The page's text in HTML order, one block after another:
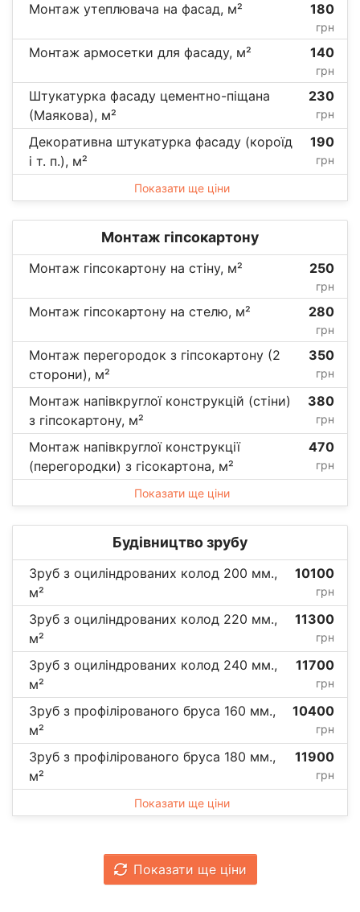
Монтаж утеплювача на фасад, м² 180
грн
Монтаж армосетки для фасаду, м² 140
грн
Штукатурка фасаду цементно-піщана
(Маякова), м²
230
грн
Декоративна штукатурка фасаду (короїд
і т. п.), м²
190
грн
Показати ще ціни
Монтаж гіпсокартону
Монтаж гіпсокартону на стіну, м² 250
грн
Монтаж гіпсокартону на стелю, м² 280
грн
Монтаж перегородок з гіпсокартону (2
сторони), м²
350
грн
Монтаж напівкруглої конструкцій (стіни)
з гіпсокартону, м²
380
грн
Монтаж напівкруглої конструкції
(перегородки) з гісокартона, м²
470
грн
Показати ще ціни
Будівництво зрубу
Зруб з оциліндрованих колод 200 мм.,
м²
10100
грн
Зруб з оциліндрованих колод 220 мм.,
м²
11300
грн
Зруб з оциліндрованих колод 240 мм.,
м²
11700
грн
Зруб з профілірованого бруса 160 мм.,
м²
10400
грн
Зруб з профілірованого бруса 180 мм.,
м²
11900
грн
Показати ще ціни
Показати ще ціни